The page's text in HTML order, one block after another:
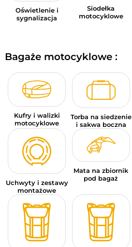
Oświetlenie i
sygnalizacja
Siodełka
motocyklowe
Bagaże motocyklowe :
Kufry i walizki
motocyklowe
Torba na siedzenie
i sakwa boczna
Uchwyty i zestawy
montażowe
Mata na zbiornik
pod bagaż